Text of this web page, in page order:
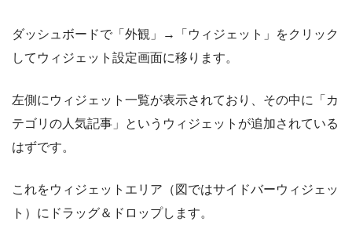
ダッシュボードで「外観」→「ウィジェット」をクリック
してウィジェット設定画面に移ります。
左側にウィジェット一覧が表示されており、その中に「カ
テゴリの人気記事」というウィジェットが追加されている
はずです。
これをウィジェットエリア（図ではサイドバーウィジェッ
ト）にドラッグ＆ドロップします。